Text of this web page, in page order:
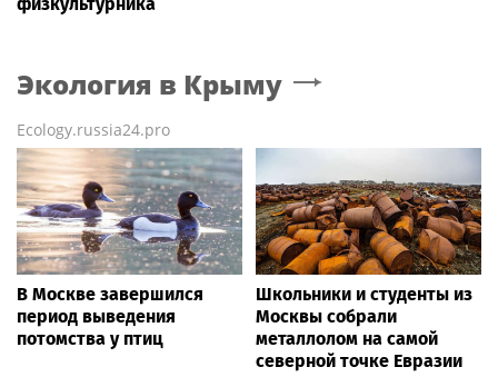
Экология в Крыму
Ecology.russia24.pro
В Москве завершился
период выведения
потомства у птиц
Школьники и студенты из
Москвы собрали
металлолом на самой
северной точке Евразии